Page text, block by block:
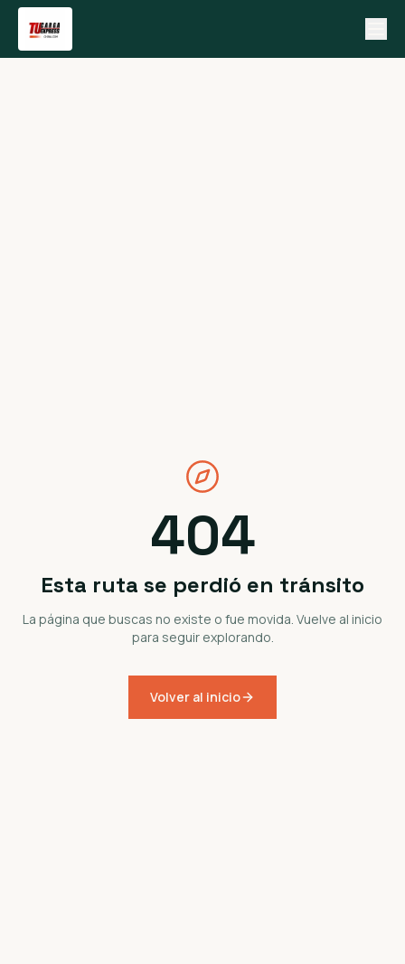
404
Esta ruta se perdió en tránsito
La página que buscas no existe o fue movida. Vuelve al inicio
para seguir explorando.
Volver al inicio